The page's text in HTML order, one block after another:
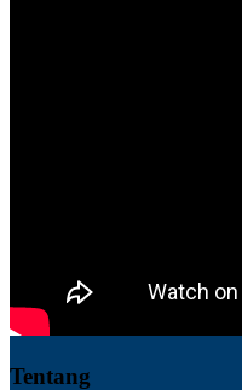
Tentang